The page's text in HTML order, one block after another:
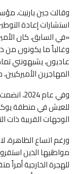
وقالت جين بارنيت،
استشارات إعادة
«في السابق، كان
وغالباً ما يكونون من
عاديون، يشبهونني
المهاجرين
وفي عام
للعيش في منطقة
الوجهات القريبة ذات
ورغم اتساع الظاهرة،
مواطنيها الذين
للهجرة الخارجية أمراً